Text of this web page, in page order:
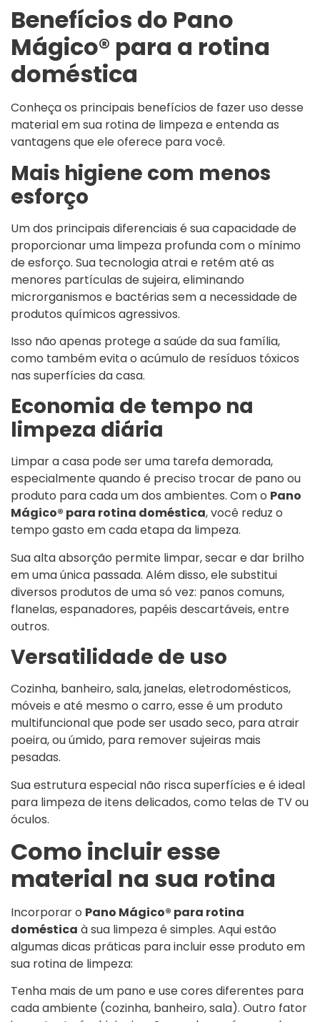
Benefícios do Pano
Mágico® para a rotina
doméstica
Conheça os principais benefícios de fazer uso desse
material em sua rotina de limpeza e entenda as
vantagens que ele oferece para você.
Mais higiene com menos
esforço
Um dos principais diferenciais é sua capacidade de
proporcionar uma limpeza profunda com o mínimo
de esforço. Sua tecnologia atrai e retém até as
menores partículas de sujeira, eliminando
microrganismos e bactérias sem a necessidade de
produtos químicos agressivos.
Isso não apenas protege a saúde da sua família,
como também evita o acúmulo de resíduos tóxicos
nas superfícies da casa.
Economia de tempo na
limpeza diária
Limpar a casa pode ser uma tarefa demorada,
especialmente quando é preciso trocar de pano ou
produto para cada um dos ambientes. Com o Pano
Mágico® para rotina doméstica, você reduz o
tempo gasto em cada etapa da limpeza.
Sua alta absorção permite limpar, secar e dar brilho
em uma única passada. Além disso, ele substitui
diversos produtos de uma só vez: panos comuns,
flanelas, espanadores, papéis descartáveis, entre
outros.
Versatilidade de uso
Cozinha, banheiro, sala, janelas, eletrodomésticos,
móveis e até mesmo o carro, esse é um produto
multifuncional que pode ser usado seco, para atrair
poeira, ou úmido, para remover sujeiras mais
pesadas.
Sua estrutura especial não risca superfícies e é ideal
para limpeza de itens delicados, como telas de TV ou
óculos.
Como incluir esse
material na sua rotina
Incorporar o Pano Mágico® para rotina
doméstica à sua limpeza é simples. Aqui estão
algumas dicas práticas para incluir esse produto em
sua rotina de limpeza:
Tenha mais de um pano e use cores diferentes para
cada ambiente (cozinha, banheiro, sala). Outro fator